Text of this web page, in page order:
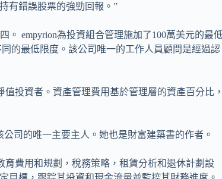
有錯誤股票的強勁回報。”
。 empyrion為投資組合管理施加了100萬美元的最
的最低限度。該公司唯一的工作人員顧問是經過認
投資者。資產管理費用基於管理層的資產百分比，
司的唯一主要主人。她也是財富建築書的作者。
費用和規劃，稅務策略，租賃分析和退休計劃設